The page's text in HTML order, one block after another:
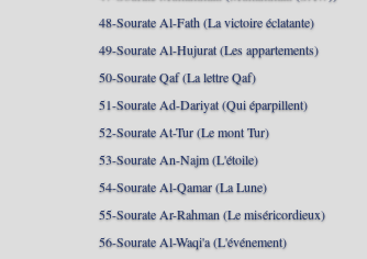
48-Sourate Al-Fath (La victoire éclatante)
49-Sourate Al-Hujurat (Les appartements)
50-Sourate Qaf (La lettre Qaf)
51-Sourate Ad-Dariyat (Qui éparpillent)
52-Sourate At-Tur (Le mont Tur)
53-Sourate An-Najm (L'étoile)
54-Sourate Al-Qamar (La Lune)
55-Sourate Ar-Rahman (Le miséricordieux)
56-Sourate Al-Waqi'a (L'événement)